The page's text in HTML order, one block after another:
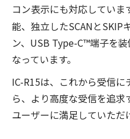
コン表示にも対応していま
能、独立したSCANとSKIP
ン、USB Type-C™端子を
なっています。
IC-R15は、これから受信
ら、より高度な受信を追
ユーザーに満足していただ